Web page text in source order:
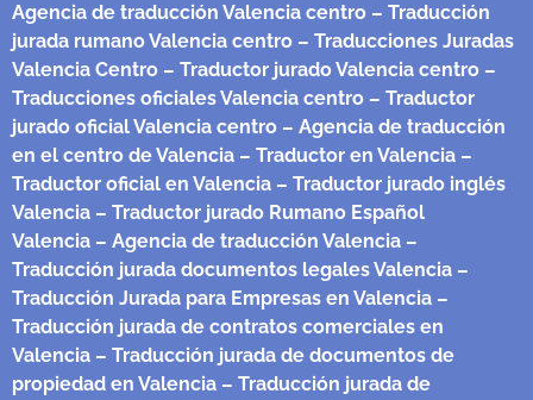
Agencia de traducción Valencia centro – Traducción
jurada rumano Valencia centro – Traducciones Juradas
Valencia Centro – Traductor jurado Valencia centro –
Traducciones oficiales Valencia centro – Traductor
jurado oficial Valencia centro – Agencia de traducción
en el centro de Valencia – Traductor en Valencia –
Traductor oficial en Valencia – Traductor jurado inglés
Valencia – Traductor jurado Rumano Español
Valencia – Agencia de traducción Valencia –
Traducción jurada documentos legales Valencia –
Traducción Jurada para Empresas en Valencia –
Traducción jurada de contratos comerciales en
Valencia – Traducción jurada de documentos de
propiedad en Valencia – Traducción jurada de